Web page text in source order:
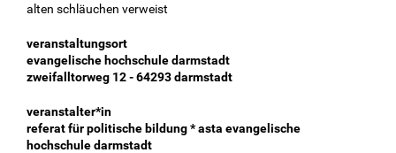
alten schläuchen verweist
veranstaltungsort
evangelische hochschule darmstadt
zweifalltorweg 12 - 64293 darmstadt
veranstalter*in
referat für politische bildung * asta evangelische
hochschule darmstadt